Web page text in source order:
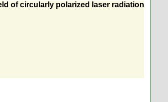
of circularly polarized laser radiation